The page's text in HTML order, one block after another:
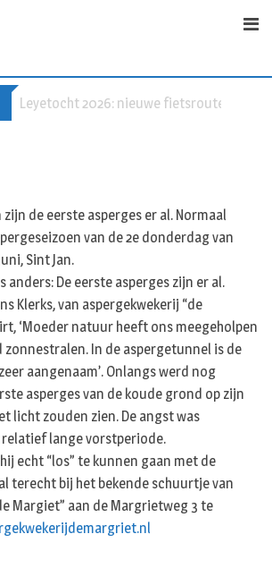
60+ en nog zin om te voetballen? Kom
zijn de eerste asperges er al. Normaal
van de 2e donderdag van
Sint Jan.
anders: De eerste asperges zijn er al.
Klerks, van aspergekwekerij “de
‘Moeder natuur heeft ons meegeholpen
zonnestralen. In de aspergetunnel is de
aangenaam’. Onlangs werd nog
asperges van de koude grond op zijn
licht zouden zien. De angst was
lange vorstperiode.
echt “los” te kunnen gaan met de
terecht bij het bekende schuurtje van
Margiet” aan de Margrietweg 3 te